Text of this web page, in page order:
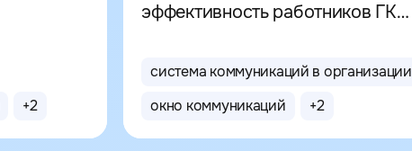
+2
эффективность работников ГК
система коммуникаций в организации
окно коммуникаций
+2